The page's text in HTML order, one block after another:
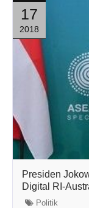
17
2018
Presiden
Digital RI-
Politik